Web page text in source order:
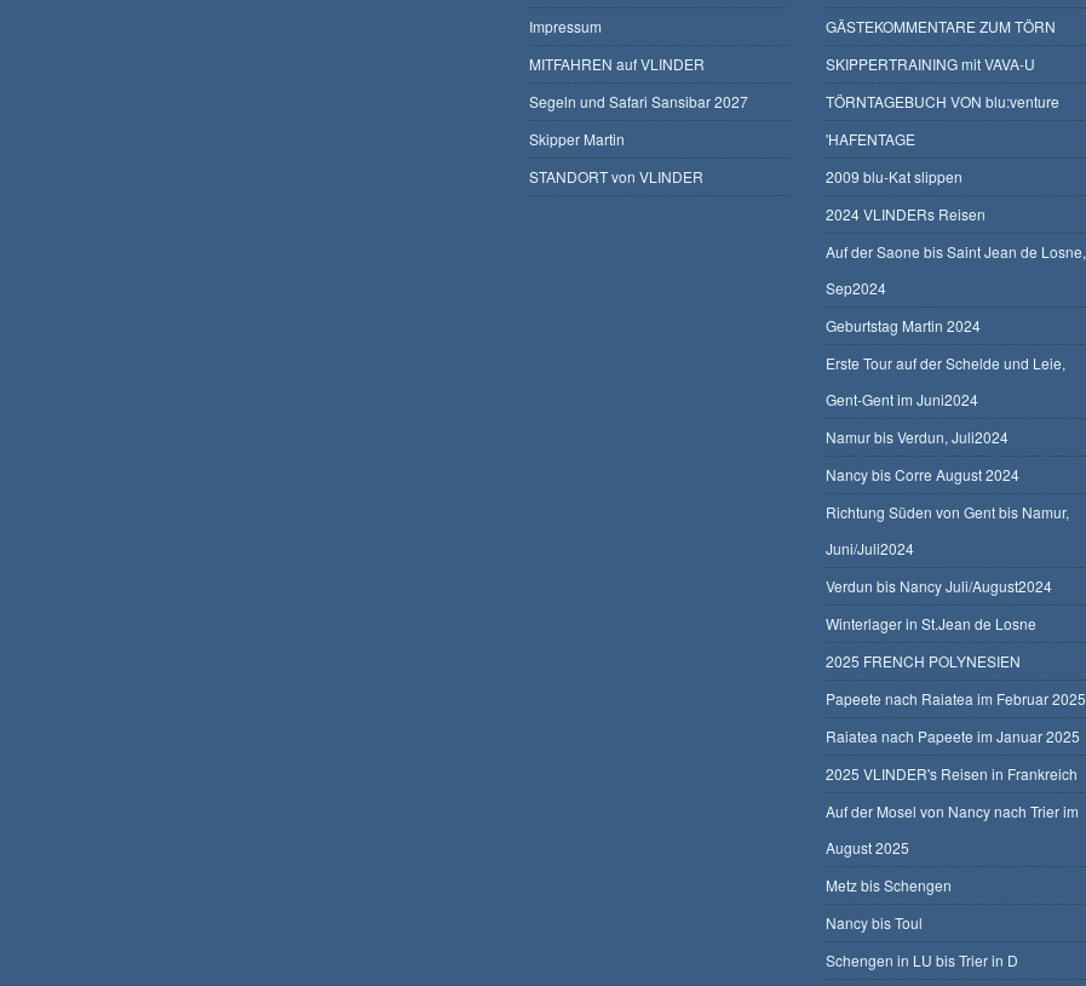
Impressum
MITFAHREN auf VLINDER
Segeln und Safari Sansibar 2027
Skipper Martin
STANDORT von VLINDER
GÄSTEKOMMENTARE ZUM TÖRN
SKIPPERTRAINING mit VAVA-U
TÖRNTAGEBUCH VON blu:venture
'HAFENTAGE
2009 blu-Kat slippen
2024 VLINDERs Reisen
Auf der Saone bis Saint Jean de Losne,
Sep2024
Geburtstag Martin 2024
Erste Tour auf der Schelde und Leie,
Gent-Gent im Juni2024
Namur bis Verdun, Juli2024
Nancy bis Corre August 2024
Richtung Süden von Gent bis Namur,
Juni/Juli2024
Verdun bis Nancy Juli/August2024
Winterlager in St.Jean de Losne
2025 FRENCH POLYNESIEN
Papeete nach Raiatea im Februar 2025
Raiatea nach Papeete im Januar 2025
2025 VLINDER's Reisen in Frankreich
Auf der Mosel von Nancy nach Trier im
August 2025
Metz bis Schengen
Nancy bis Toul
Schengen in LU bis Trier in D